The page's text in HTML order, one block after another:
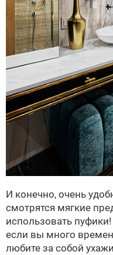
И конечно, очень
смотрятся мягкие
использовать
если вы много
любите за собой